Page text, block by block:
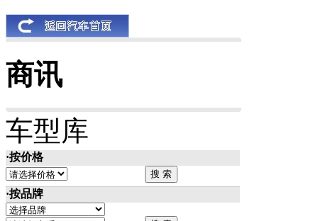
商讯
车型库
·按价格
·按品牌